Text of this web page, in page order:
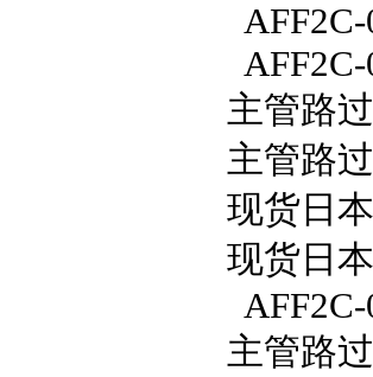
主管路
主管路
现货日
现货日
主管路